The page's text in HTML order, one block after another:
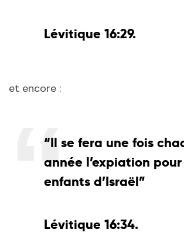
Lévitique 16:29.
et encore :
“Il se fera une fois
année l’expiation
enfants d’Israël”
Lévitique 16:34.